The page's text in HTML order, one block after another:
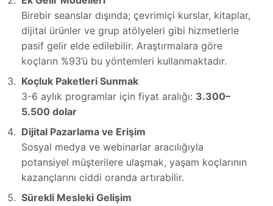
Birebir seanslar dışında; çevrimiçi kurslar, kitaplar,
dijital ürünler ve grup atölyeleri gibi hizmetlerle
pasif gelir elde edilebilir. Araştırmalara göre
koçların %93’ü bu yöntemleri kullanmaktadır.
Koçluk Paketleri Sunmak
3-6 aylık programlar için fiyat aralığı: 3.300–
5.500 dolar
Dijital Pazarlama ve Erişim
Sosyal medya ve webinarlar aracılığıyla
potansiyel müşterilere ulaşmak, yaşam koçlarının
kazançlarını ciddi oranda artırabilir.
Sürekli Mesleki Gelişim